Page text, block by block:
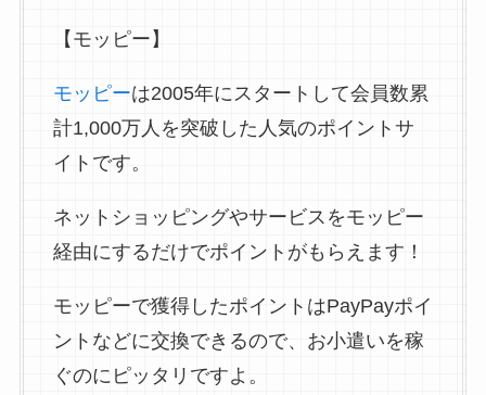
【モッピー】
モッピーは2005年にスタートして会員数累
計1,000万人を突破した人気のポイントサ
イトです。
ネットショッピングやサービスをモッピー
経由にするだけでポイントがもらえます！
モッピーで獲得したポイントはPayPayポイ
ントなどに交換できるので、お小遣いを稼
ぐのにピッタリですよ。